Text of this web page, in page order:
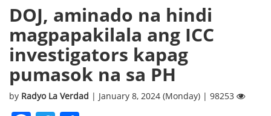
DOJ, aminado na hindi
magpapakilala ang ICC
investigators kapag
pumasok na sa PH
by Radyo La Verdad | January 8, 2024 (Monday) | 98253